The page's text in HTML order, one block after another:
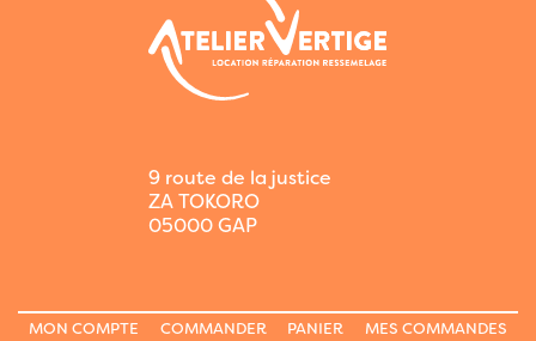
9 route de la justice
ZA TOKORO
05000 GAP
MON COMPTE COMMANDER PANIER
MES COMMANDES